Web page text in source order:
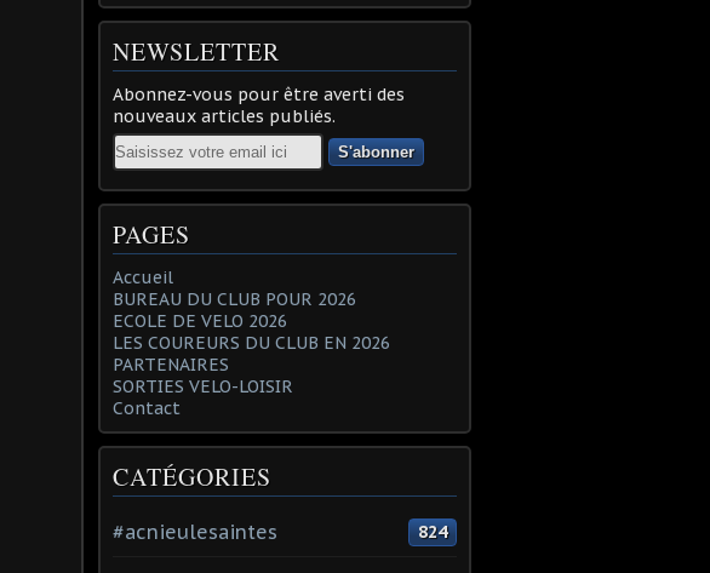
NEWSLETTER
Abonnez-vous pour être averti des
nouveaux articles publiés.
Email
PAGES
Accueil
BUREAU DU CLUB POUR 2026
ECOLE DE VELO 2026
LES COUREURS DU CLUB EN 2026
PARTENAIRES
SORTIES VELO-LOISIR
Contact
CATÉGORIES
#acnieulesaintes 824